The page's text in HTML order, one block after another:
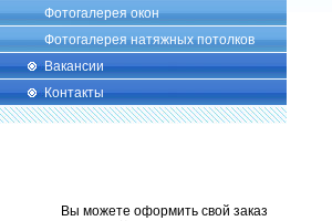
Фотогалерея окон
Фотогалерея натяжных потолков
Вакансии
Контакты
Вы можете оформить свой заказ